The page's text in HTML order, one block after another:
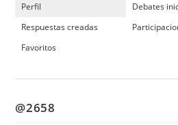
Perfil
Debates
Respuestas creadas
Favoritos
@2658